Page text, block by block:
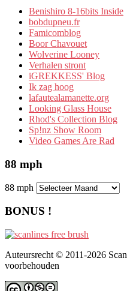
Benishiro 8-16bits Inside
bobdupneu.fr
Famicomblog
Boor Chavouet
Wolverine Looney
Verhalen stront
iGREKKESS' Blog
Ik zag hoog
lafautealamanette.org
Looking Glass House
Rhod's Collection Blog
Sp!nz Show Room
Video Games Are Rad
88 mph
88 mph
BONUS !
Auteursrecht © 2011-2026
voorbehouden